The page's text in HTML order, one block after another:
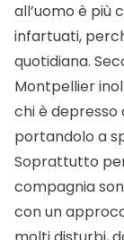
all’uomo è più
infartuati,
quotidiana.
Montpellier
chi è depresso
portandolo a
Soprattutto
compagnia
con un